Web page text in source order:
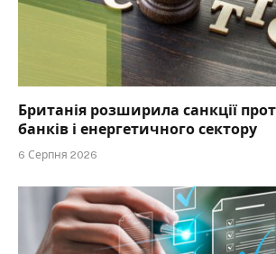
Британія розширила санкції
банків і енергетичного сектору
6 Серпня 2026